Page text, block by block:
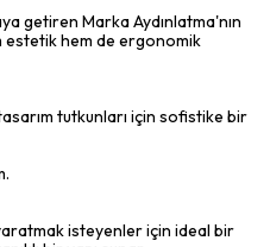
getiren Marka Aydınlatma'nın
hem de ergonomik
tutkunları için sofistike bir
isteyenler için ideal bir